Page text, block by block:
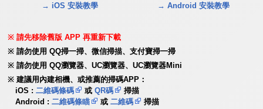
→ iOS 安裝教學 → Android 安裝教學
請先移除舊版 APP 再重新下載
請勿使用 QQ掃一掃、微信掃描、支付寶掃一掃
請勿使用 QQ瀏覽器、UC瀏覽器、UC瀏覽器Mini
建議用內建相機、或推薦的掃碼APP：
iOS :二維碼條碼 或QR碼
掃描
Android :二維碼條瞄 或二維碼
掃描